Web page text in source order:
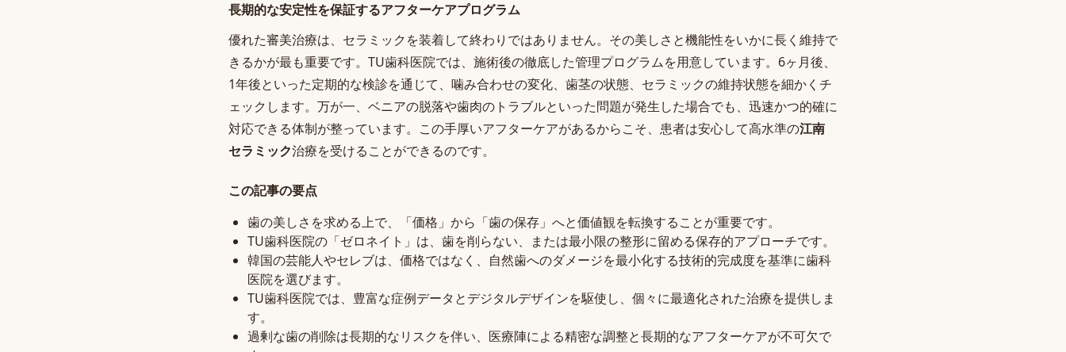
長期的な安定性を保証するアフターケアプログラム
優れた審美治療は、セラミックを装着して終わりではありません。その美しさと機能性をいかに長く維持で
きるかが最も重要です。TU歯科医院では、施術後の徹底した管理プログラムを用意しています。6ヶ月後、
1年後といった定期的な検診を通じて、噛み合わせの変化、歯茎の状態、セラミックの維持状態を細かくチ
ェックします。万が一、ベニアの脱落や歯肉のトラブルといった問題が発生した場合でも、迅速かつ的確に
対応できる体制が整っています。この手厚いアフターケアがあるからこそ、患者は安心して高水準の江南
セラミック治療を受けることができるのです。
この記事の要点
歯の美しさを求める上で、「価格」から「歯の保存」へと価値観を転換することが重要です。
TU歯科医院の「ゼロネイト」は、歯を削らない、または最小限の整形に留める保存的アプローチです。
韓国の芸能人やセレブは、価格ではなく、自然歯へのダメージを最小化する技術的完成度を基準に歯科
医院を選びます。
TU歯科医院では、豊富な症例データとデジタルデザインを駆使し、個々に最適化された治療を提供しま
す。
過剰な歯の削除は長期的なリスクを伴い、医療陣による精密な調整と長期的なアフターケアが不可欠で